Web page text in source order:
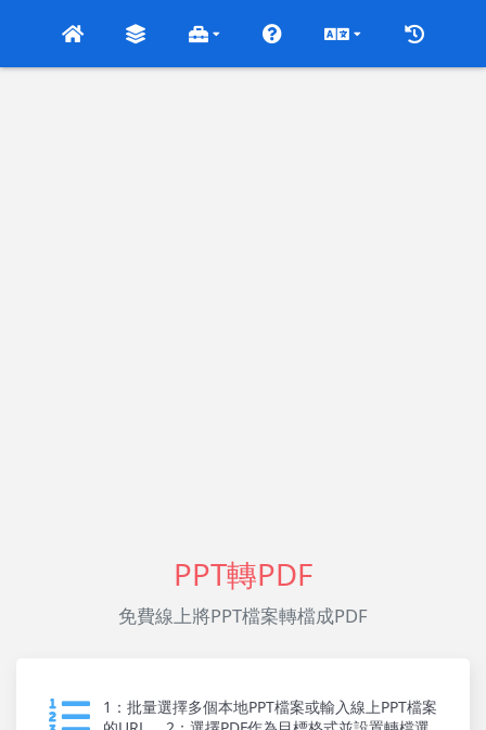
PPT轉PDF
免費線上將PPT檔案轉檔成PDF
1：批量選擇多個本地PPT檔案或輸入線上PPT檔案